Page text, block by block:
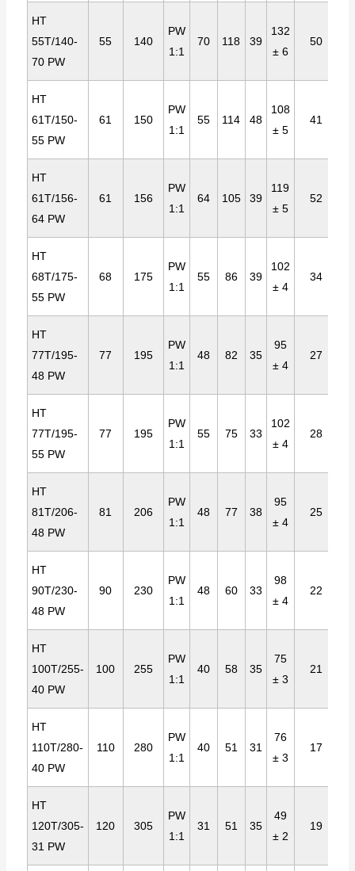
HT
55T/140-
70 PW
55 140
PW
1:1
70 118 39
132
± 6
50
HT
61T/150-
55 PW
61 150
PW
1:1
55 114 48
108
± 5
41
HT
61T/156-
64 PW
61 156
PW
1:1
64 105 39
119
± 5
52
HT
68T/175-
55 PW
68 175
PW
1:1
55 86 39
102
± 4
34
HT
77T/195-
48 PW
77 195
PW
1:1
48 82 35
95
± 4
27
HT
77T/195-
55 PW
77 195
PW
1:1
55 75 33
102
± 4
28
HT
81T/206-
48 PW
81 206
PW
1:1
48 77 38
95
± 4
25
HT
90T/230-
48 PW
90 230
PW
1:1
48 60 33
98
± 4
22
HT
100T/255-
40 PW
100 255
PW
1:1
40 58 35
75
± 3
21
HT
110T/280-
40 PW
110 280
PW
1:1
40 51 31
76
± 3
17
HT
120T/305-
31 PW
120 305
PW
1:1
31 51 35
49
± 2
19